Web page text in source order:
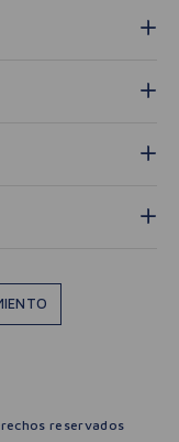
reservados